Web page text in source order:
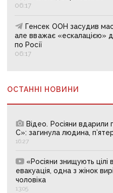
06:17
Генсек ООН засудив
але вважає «ескалацією»
по Росії
06:17
ОСТАННІ НОВИНИ
Відео. Росіяни вдарили
С»: загинула людина,
16:27
«Росіяни знищують цілі
евакуація, одна з жінок
чоловіка
13:05